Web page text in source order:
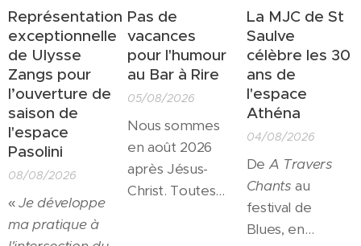
Représentation
exceptionnelle
de Ulysse
Zangs pour
l’ouverture de
saison de
l'espace
Pasolini
08/08/2026
«Je développe
ma pratique à
Pas de
vacances
pour l'humour
au Bar à Rire
05/08/2026
Nous sommes
en août 2026
après Jésus-
Christ. Toutes
La MJC de St
Saulve
célèbre les 30
ans de
l'espace
Athéna
04/08/2026
De A Travers
Chantsau
festival de
Blues, en